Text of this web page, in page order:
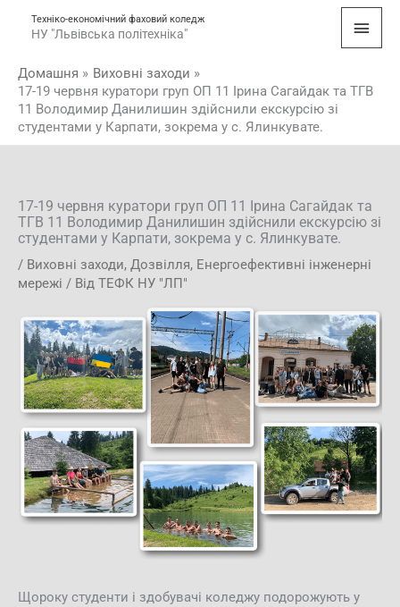
Техніко-економічний фаховий коледж
НУ "Львівська політехніка"
Домашня
Виховні заходи
17-19 червня куратори груп ОП 11 Ірина Сагайдак та ТГВ
11 Володимир Данилишин здійснили екскурсію зі
студентами у Карпати, зокрема у с. Ялинкувате.
17-19 червня куратори груп ОП 11 Ірина Сагайдак та
ТГВ 11 Володимир Данилишин здійснили екскурсію зі
студентами у Карпати, зокрема у с. Ялинкувате.
/ Виховні заходи, Дозвілля, Енергоефективні інженерні
мережі / Від ТЕФК НУ "ЛП"
Щороку студенти і здобувачі коледжу подорожують у